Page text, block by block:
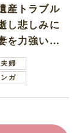
産トラブル
し悲しみに
を力強い言
夫婦
ガ